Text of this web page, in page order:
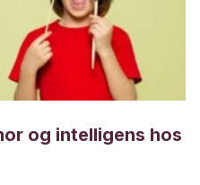
og intelligens hos